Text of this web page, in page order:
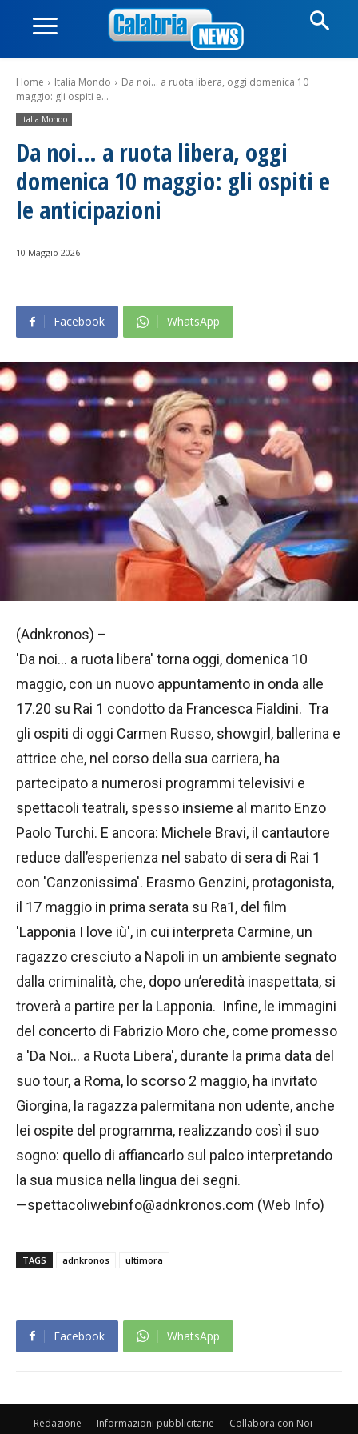
Home Italia Mondo
Da noi... a ruota libera, oggi domenica 10
maggio: gli ospiti e...
Italia Mondo
Da noi… a ruota libera, oggi
domenica 10 maggio: gli ospiti e
le anticipazioni
10 Maggio 2026
Facebook WhatsApp
(Adnkronos) –
'Da noi… a ruota libera' torna oggi, domenica 10
maggio, con un nuovo appuntamento in onda alle
17.20 su Rai 1 condotto da Francesca Fialdini. Tra
gli ospiti di oggi Carmen Russo, showgirl, ballerina e
attrice che, nel corso della sua carriera, ha
partecipato a numerosi programmi televisivi e
spettacoli teatrali, spesso insieme al marito Enzo
Paolo Turchi. E ancora: Michele Bravi, il cantautore
reduce dall’esperienza nel sabato di sera di Rai 1
con 'Canzonissima'. Erasmo Genzini, protagonista,
il 17 maggio in prima serata su Ra1, del film
'Lapponia I love iù', in cui interpreta Carmine, un
ragazzo cresciuto a Napoli in un ambiente segnato
dalla criminalità, che, dopo un’eredità inaspettata, si
troverà a partire per la Lapponia. Infine, le immagini
del concerto di Fabrizio Moro che, come promesso
a 'Da Noi… a Ruota Libera', durante la prima data del
suo tour, a Roma, lo scorso 2 maggio, ha invitato
Giorgina, la ragazza palermitana non udente, anche
lei ospite del programma, realizzando così il suo
sogno: quello di affiancarlo sul palco interpretando
la sua musica nella lingua dei segni.
—spettacoliwebinfo@adnkronos.com (Web Info)
TAGS adnkronos ultimora
Facebook WhatsApp
Redazione Informazioni pubblicitarie
Collabora con Noi